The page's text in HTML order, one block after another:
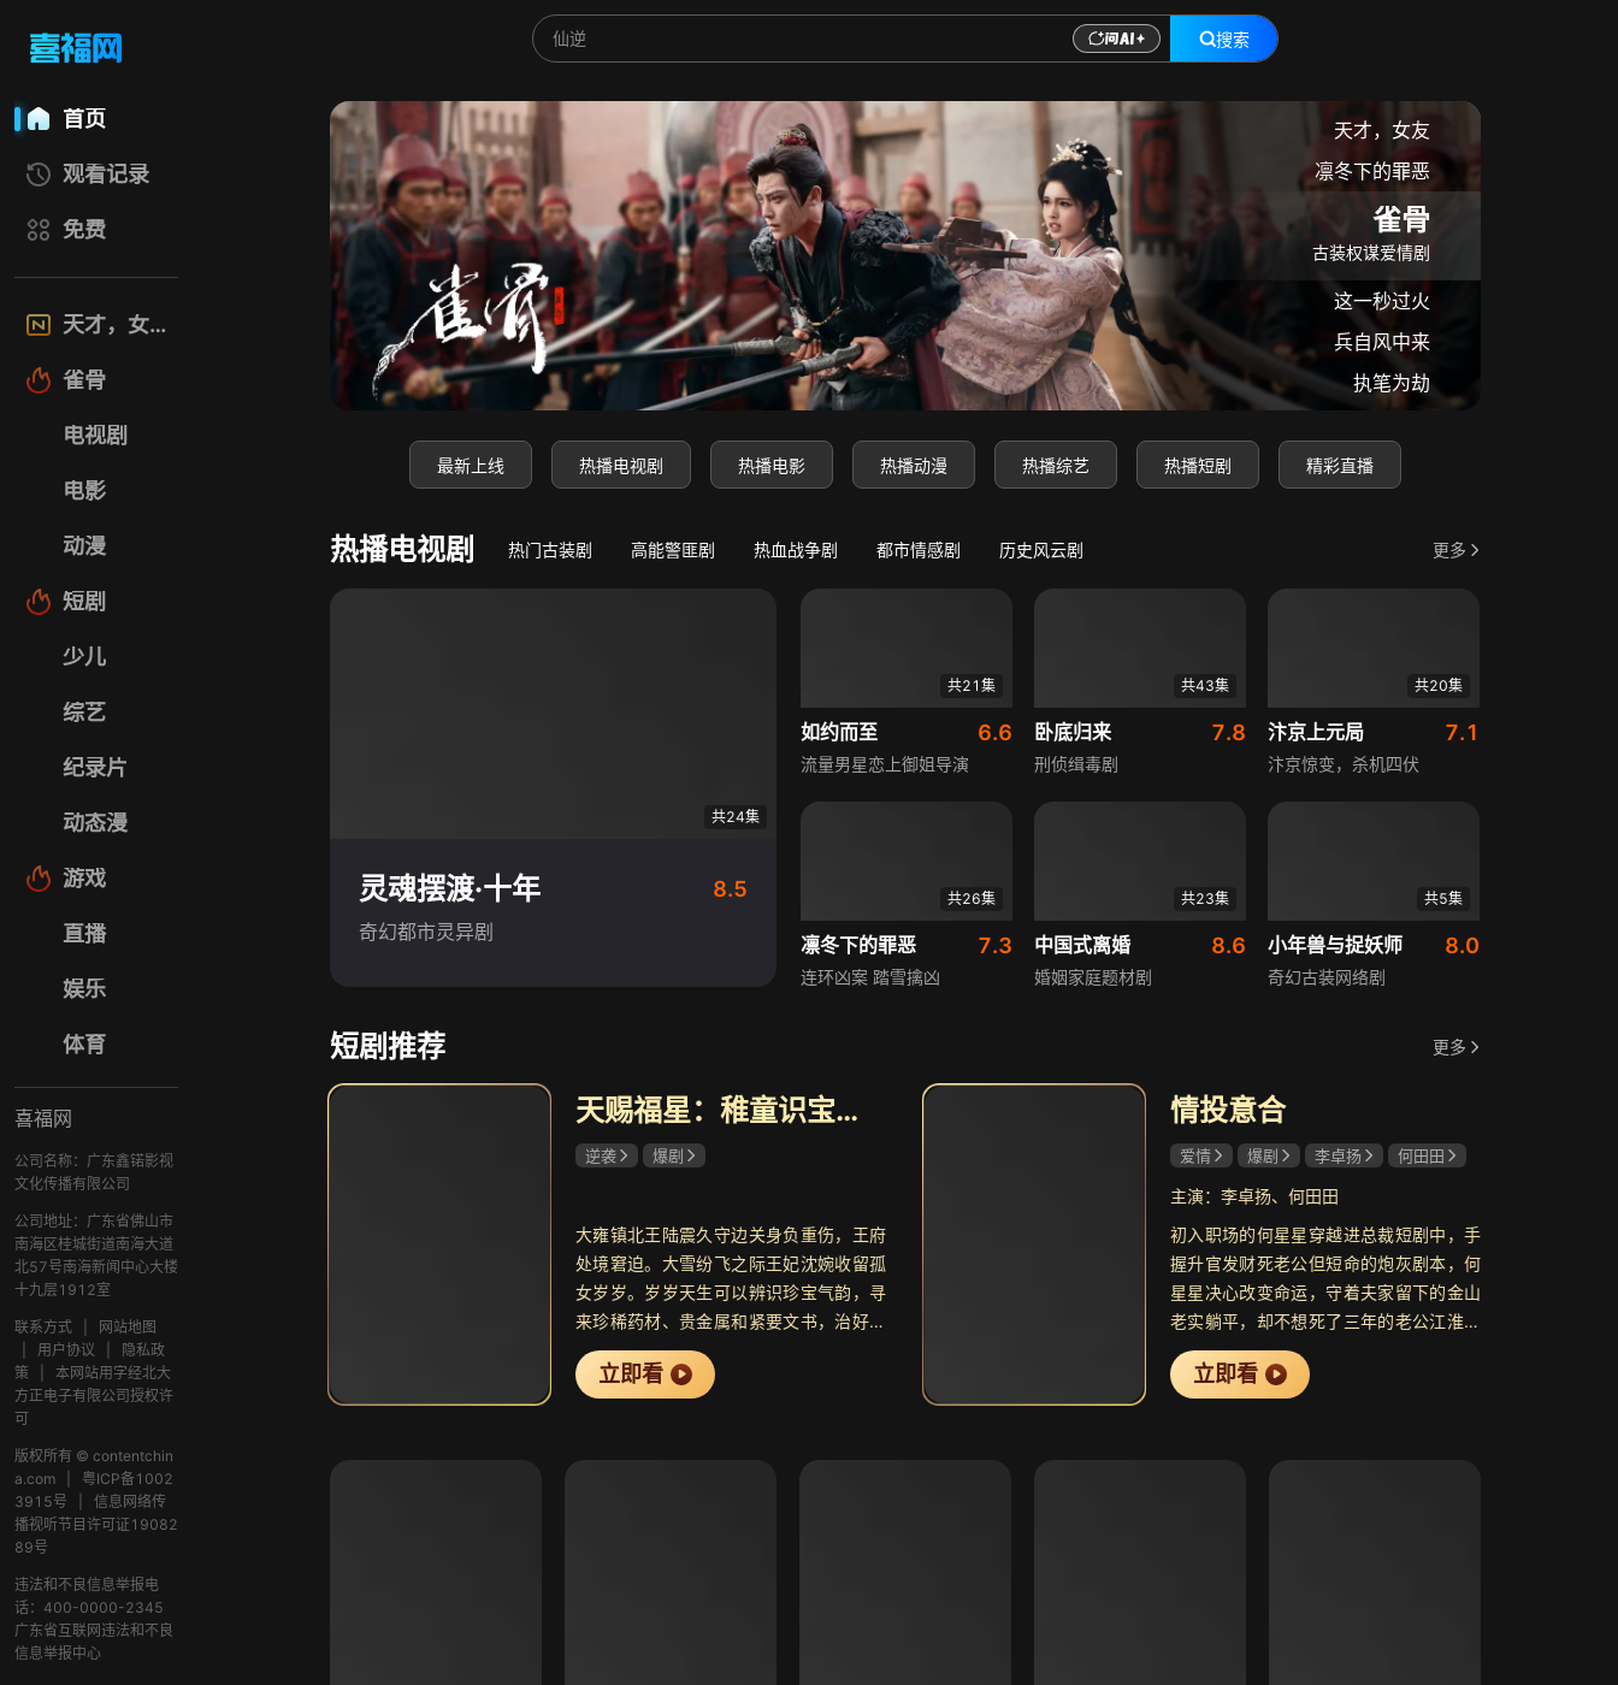
搜索
首页
观看记录
免费
天才，女友
雀骨
电视剧
电影
动漫
短剧
少儿
综艺
纪录片
动态漫
游戏
直播
娱乐
体育
喜福网
公司名称：广东鑫锘影视
文化传播有限公司
公司地址：广东省佛山市
南海区桂城街道南海大道
北57号南海新闻中心大楼
十九层1912室
联系方式
网站地图
用户协议
隐私政
策
本网站用字经北大
方正电子有限公司授权许
可
版权所有 © contentchin
a.com
粤ICP备1002
3915号
信息网络传
播视听节目许可证19082
89号
违法和不良信息举报电
话：400-0000-2345
广东省互联网违法和不良
信息举报中心
喜福影视网-高清电影电视剧动漫综艺免费在线观看
天才，女友
凛冬下的罪恶
雀骨
古装权谋爱情剧
这一秒过火
兵自风中来
执笔为劫
最新上线 热播电视剧 热播电影 热播动漫 热播综艺 热播短剧 精彩直播
热播电视剧 热门古装剧 高能警匪剧 热血战争剧 都市情感剧 历史风云剧 更多
共24集
灵魂摆渡·十年 8.5
奇幻都市灵异剧
共21集
如约而至 6.6
流量男星恋上御姐导演
共43集
卧底归来 7.8
刑侦缉毒剧
共20集
汴京上元局 7.1
汴京惊变，杀机四伏
共26集
凛冬下的罪恶 7.3
连环凶案 踏雪擒凶
共23集
中国式离婚 8.6
婚姻家庭题材剧
共5集
小年兽与捉妖师 8.0
奇幻古装网络剧
共18集
9.1
桀骜齐天，一战惊三界
雾都 7.1
抗战题材剧
共28集
8.2
青梅竹马 双强智恋
共35集
绝地防线
年代剿匪战争剧
短剧推荐 更多
天赐福星：稚童识宝翻盘全府
逆袭 爆剧
大雍镇北王陆震久守边关身负重伤，王府
处境窘迫。大雪纷飞之际王妃沈婉收留孤
女岁岁。岁岁天生可以辨识珍宝气韵，寻
来珍稀药材、贵金属和紧要文书，治好公
子伤病，化解府里危机。朝中官员暗中百
般刁难，阴谋悉数败露。陆震执掌大权，
立即看
情投意合
爱情 爆剧 李卓扬 何田田
主演：李卓扬、何田田
初入职场的何星星穿越进总裁短剧中，手
握升官发财死老公但短命的炮灰剧本，何
星星决心改变命运，守着夫家留下的金山
老实躺平，却不想死了三年的老公江淮宁
竟然回来了。幸好他失去了部分记忆，何
星星为了留在江家，干脆把心一横：这
立即看